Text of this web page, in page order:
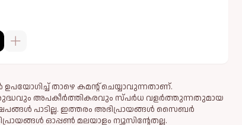
താഴെ കമന്റ് ചെയ്യാവുന്നതാണ്.
അപകീര്‍ത്തികരവും സ്പര്‍ധ വളര്‍ത്തുന്നതുമായ
പാടില്ല. ഇത്തരം അഭിപ്രായങ്ങള്‍ സൈബര്‍
ഓപ്പൺ മലയാളം ന്യൂസിന്റേതല്ല.